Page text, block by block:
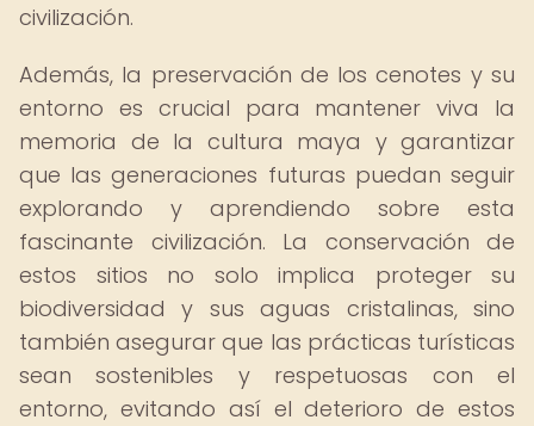
civilización.
Además, la preservación de los cenotes y su
entorno es crucial para mantener viva la
memoria de la cultura maya y garantizar
que las generaciones futuras puedan seguir
explorando y aprendiendo sobre esta
fascinante civilización. La conservación de
estos sitios no solo implica proteger su
biodiversidad y sus aguas cristalinas, sino
también asegurar que las prácticas turísticas
sean sostenibles y respetuosas con el
entorno, evitando así el deterioro de estos